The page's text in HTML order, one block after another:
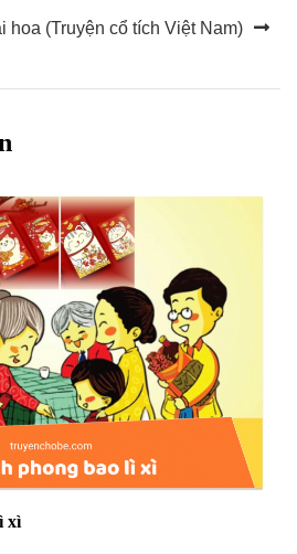
hoa (Truyện cổ tích Việt Nam)
xì